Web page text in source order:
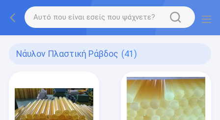
Νάυλον Πλαστική Ράβδος (41)